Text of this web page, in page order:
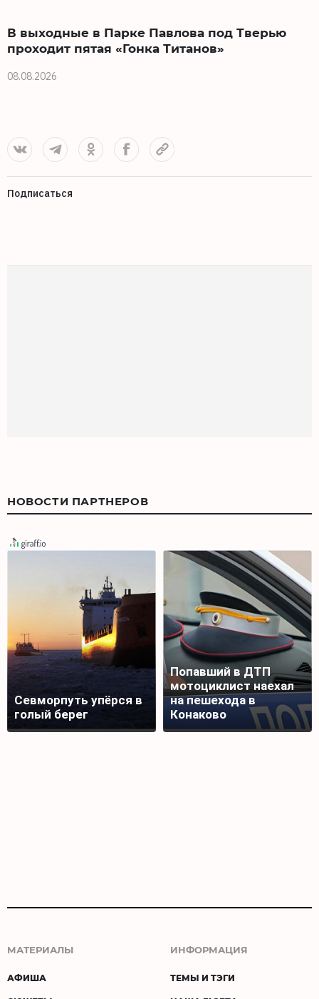
В выходные в Парке Павлова под Тверью
проходит пятая «Гонка Титанов»
08.08.2026
Подписаться
НОВОСТИ ПАРТНЕРОВ
Севморпуть упёрся в
голый берег
Попавший в ДТП
мотоциклист наехал
на пешехода в
Конаково
МАТЕРИАЛЫ
АФИША
ИНФОРМАЦИЯ
ТЕМЫ И ТЭГИ